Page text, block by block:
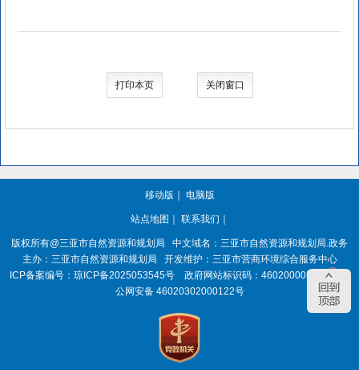
打印本页 关闭窗口
移动版 ｜ 电脑版
站点地图 ｜ 联系我们 ｜
版权所有@三亚市自然资源和规划局
中文域名：三亚市自然资源和规划局.政务
主办：三亚市自然资源和规划局
开发维护：三亚市营商环境综合服务中心
ICP备案编号： 琼ICP备2025053545号 政府网站标识码： 4602000050
琼
公网安备 46020302000122号